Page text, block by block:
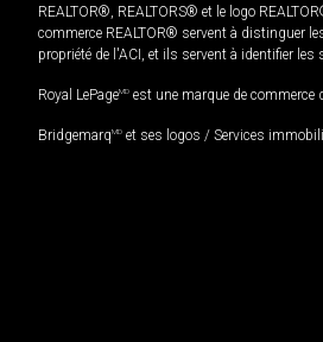
REALTOR®, REALTORS® et le logo
commerce REALTOR® servent à distinguer
propriété de l'ACI, et ils servent à identifier
Royal LePageMD est une marque de commerce
BridgemarqMD et ses logos / Services